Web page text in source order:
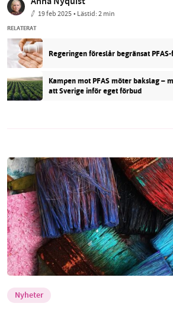
19 feb 2025• Lästid:2 min
RELATERAT
Regeringen föreslår begränsat
Kampen mot PFAS möter bakslag –
att Sverige inför eget förbud
Nyheter